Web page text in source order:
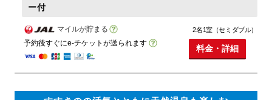
ー付
マイルが貯まる
予約後すぐにe-チケットが送られます
2名1室（セミダブル）
料金・詳細